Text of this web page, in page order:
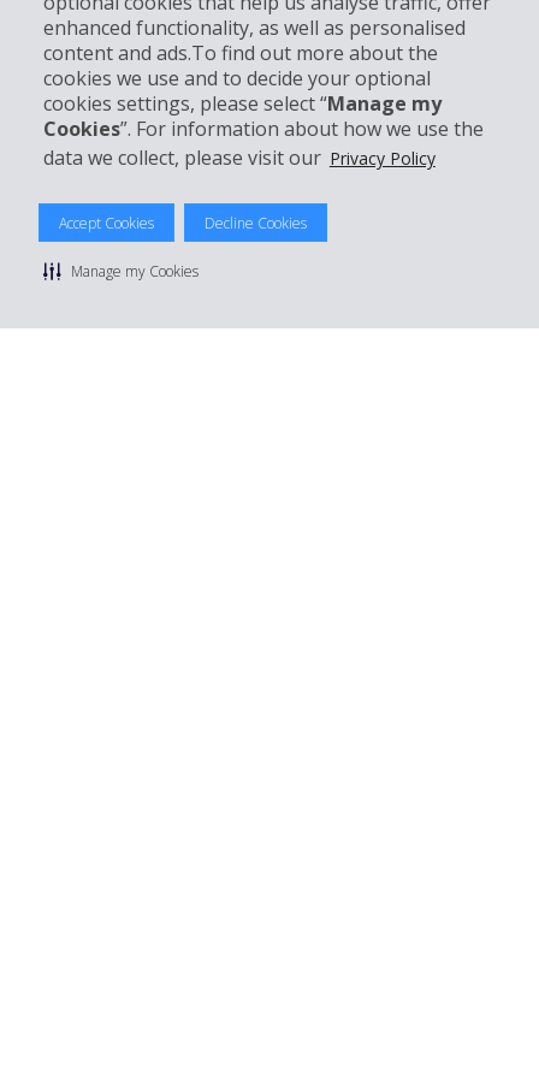
enhanced functionality, as well as personalised
content and ads.To find out more about the
cookies we use and to decide your optional
cookies settings, please select “Manage my
Cookies”. For information about how we use the
data we collect, please visit our Privacy Policy
Accept Cookies Decline Cookies
Manage my Cookies
Klantenservice
Boek bij Hertz
© 2026 The Hertz System, Inc.
Privacybeleid | Gebruiksvoorwaarden
Sitemap